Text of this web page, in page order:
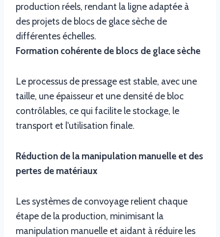
production réels, rendant la ligne adaptée à
des projets de blocs de glace sèche de
différentes échelles.
Formation cohérente de blocs de glace sèche
Le processus de pressage est stable, avec une
taille, une épaisseur et une densité de bloc
contrôlables, ce qui facilite le stockage, le
transport et l'utilisation finale.
Réduction de la manipulation manuelle et des
pertes de matériaux
Les systèmes de convoyage relient chaque
étape de la production, minimisant la
manipulation manuelle et aidant à réduire les